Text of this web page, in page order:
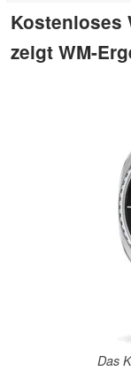
Kostenloses
zeigt WM-
Das